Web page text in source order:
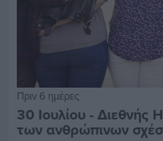
Πριν 6 ημέρες
30 Ιουλίου -
των ανθρώπινων